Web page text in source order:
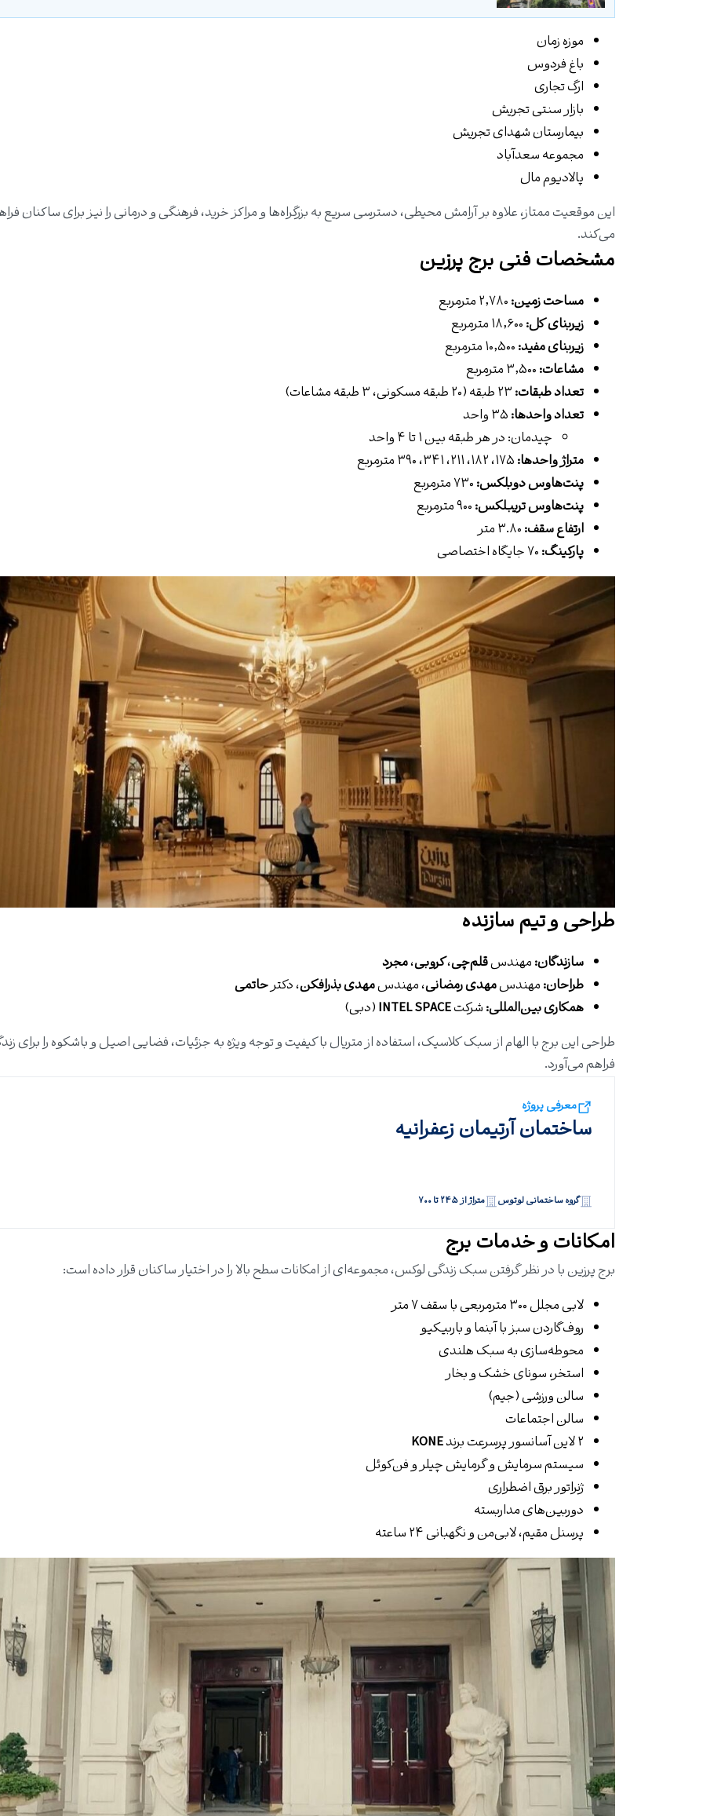
موزه زمان
باغ فردوس
ارگ تجاری
بازار سنتی تجریش
بیمارستان شهدای تجریش
مجموعه سعدآباد
پالادیوم مال
این موقعیت ممتاز، علاوه بر آرامش محیطی، دسترسی سریع به بزرگراه‌ها و مراکز خرید، فرهنگی و درمانی را نیز برای ساکنان
می‌کند.
مشخصات فنی برج پرزین
مساحت زمین:
زیربنای کل:
زیربنای مفید:
مشاعات:
تعداد طبقات:
تعداد واحدها:
چیدمان: در هر طبقه بین ۱ تا ۴ واحد
متراژ واحدها:
پنت‌هاوس دوبلکس:
پنت‌هاوس تریبلکس:
ارتفاع سقف:
پارکینگ:
طراحی و تیم سازنده
سازندگان:مهندسقلم‌چی،کروبی،مجرد
طراحان:مهندسمهدی رمضانی، مهندسمهدی بذرافکن، دکترحاتمی
همکاری بین‌المللی:شرکتINTEL SPACE(دبی)
طراحی این برج با الهام از سبک کلاسیک، استفاده از متریال با کیفیت و توجه ویژه به جزئیات، فضایی اصیل و باشکوه را برای
فراهم می‌آورد.
معرفی پروژه
ساختمان آرتیمان زعفرانیه
گروه ساختمانی لوتوس متراژ از ۲۴۵ تا ۷۰۰
امکانات و خدمات برج
برج پرزین با در نظر گرفتن سبک زندگی لوکس، مجموعه‌ای از امکانات سطح بالا را در اختیار ساکنان قرار داده است:
لابی مجلل ۳۰۰ مترمربعی با سقف ۷ متر
روف‌گاردن سبز با آبنما و باربیکیو
محوطه‌سازی به سبک هلندی
استخر، سونای خشک و بخار
سالن ورزشی (جیم)
سالن اجتماعات
۲ لاین آسانسور پرسرعت برند
KONE
سیستم سرمایش و گرمایش چیلر و فن‌کوئل
ژنراتور برق اضطراری
دوربین‌های مداربسته
پرسنل مقیم، لابی‌من و نگهبانی ۲۴ ساعته